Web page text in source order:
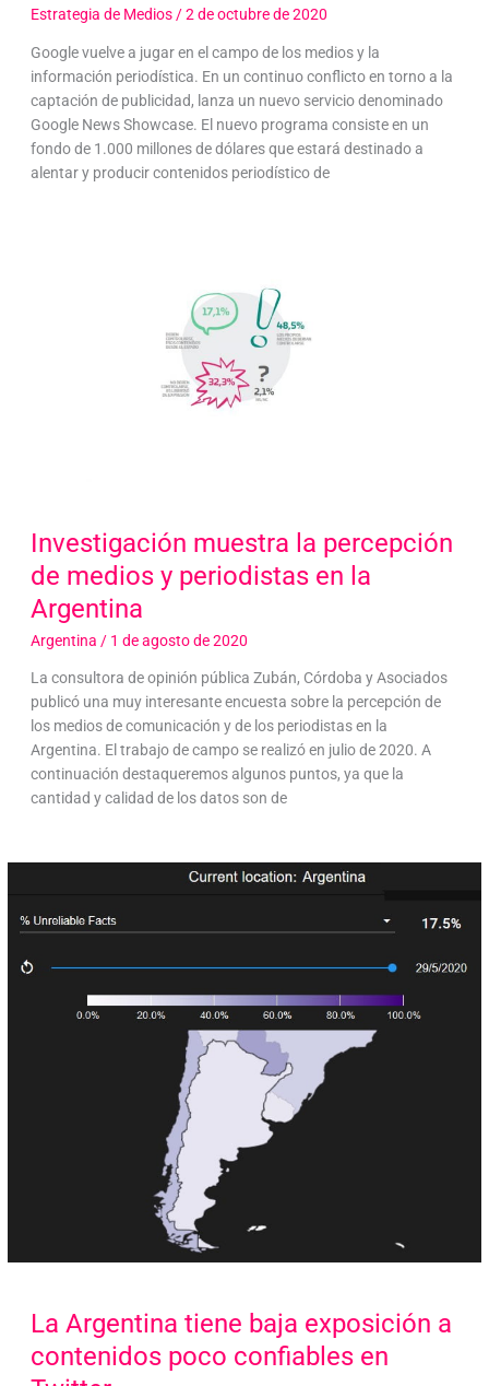
Estrategia de Medios/2 de octubre de 2020
Google vuelve a jugar en el campo de los medios y la
información periodística. En un continuo conflicto en torno a la
captación de publicidad, lanza un nuevo servicio denominado
Google News Showcase. El nuevo programa consiste en un
fondo de 1.000 millones de dólares que estará destinado a
alentar y producir contenidos periodístico de
Investigación muestra la percepción
de medios y periodistas en la
Argentina
Argentina / 1 de agosto de 2020
La consultora de opinión pública Zubán, Córdoba y Asociados
publicó una muy interesante encuesta sobre la percepción de
los medios de comunicación y de los periodistas en la
Argentina. El trabajo de campo se realizó en julio de 2020. A
continuación destaqueremos algunos puntos, ya que la
cantidad y calidad de los datos son de
La Argentina tiene baja exposición a
contenidos poco confiables en